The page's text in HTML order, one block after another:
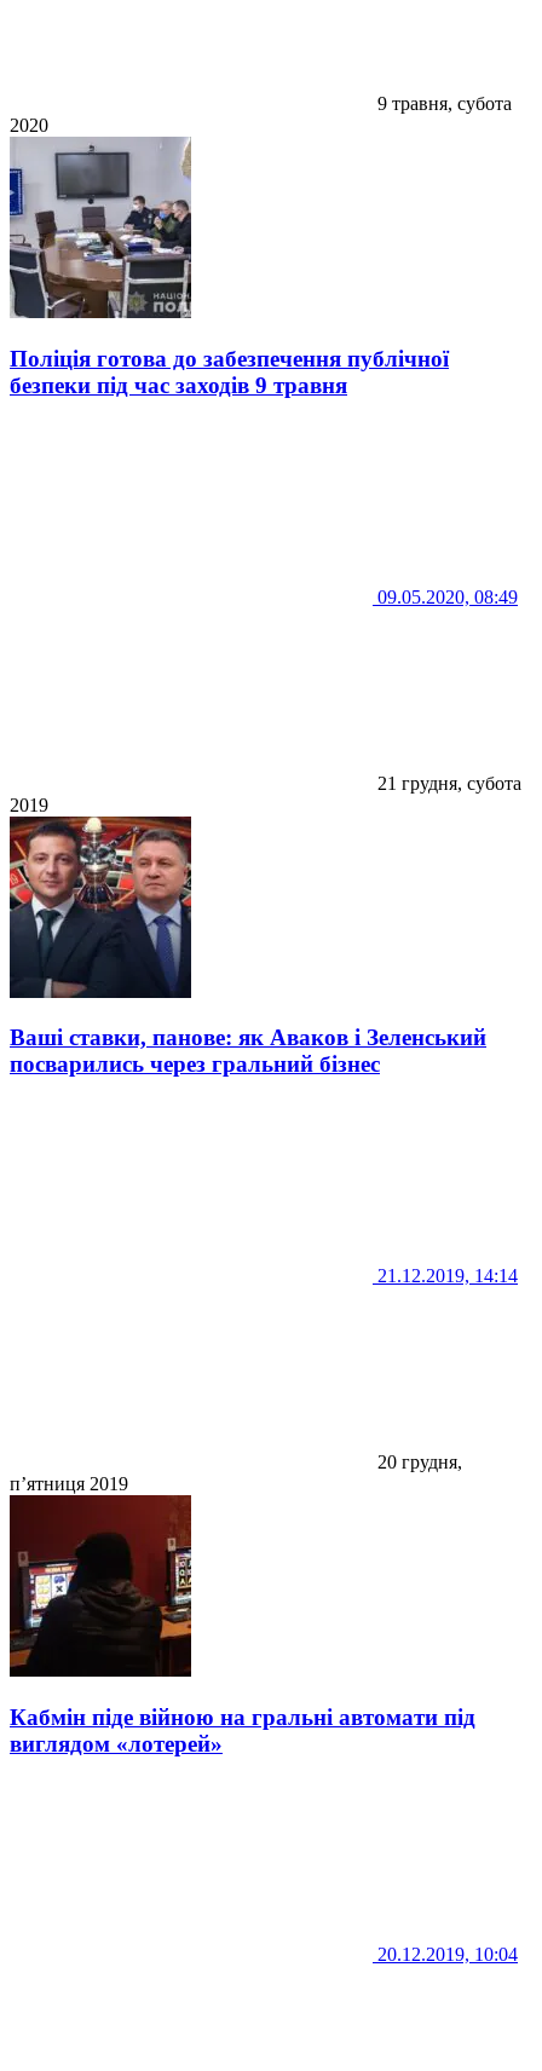
9 травня, субота
2020
Поліція готова до забезпечення публічної
безпеки під час заходів 9 травня
09.05.2020, 08:49
21 грудня, субота
2019
Ваші ставки, панове: як Аваков і Зеленський
посварились через гральний бізнес
21.12.2019, 14:14
20 грудня,
п’ятниця 2019
Кабмін піде війною на гральні автомати під
виглядом «лотерей»
20.12.2019, 10:04